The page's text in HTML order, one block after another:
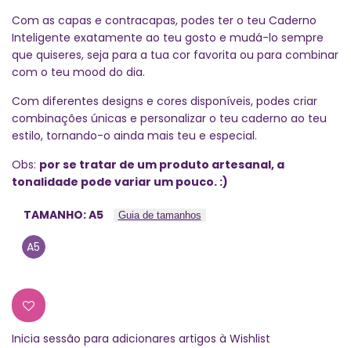
Com as capas e contracapas, podes ter o teu Caderno
Inteligente exatamente ao teu gosto e mudá-lo sempre
que quiseres, seja para a tua cor favorita ou para combinar
com o teu mood do dia.
Com diferentes designs e cores disponíveis, podes criar
combinações únicas e personalizar o teu caderno ao teu
estilo, tornando-o ainda mais teu e especial.
Obs: por se tratar de um produto artesanal, a
tonalidade pode variar um pouco. :)
TAMANHO:A5 Guia de tamanhos
A5
Inicia sessão para adicionares artigos à Wishlist